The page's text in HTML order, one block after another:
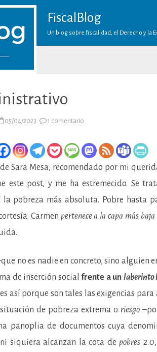
FiscalBlog
Un blog sobre fiscalidad, el Derecho y la
05/04/2023 1 comentario
Sara Mesa, recomendado por mi
este post, y me ha estremecido. Se
pobreza más absoluta. Pobre hasta
Carmen pertenece a la capa más baja
no es nadie en concreto, sino alguien
de inserción socialfrente a un laberinto
es así porque son tales las exigencias
de pobreza extrema o riesgo
panoplia de documentos cuya
siquiera alcanzan la cota depobres 2.0